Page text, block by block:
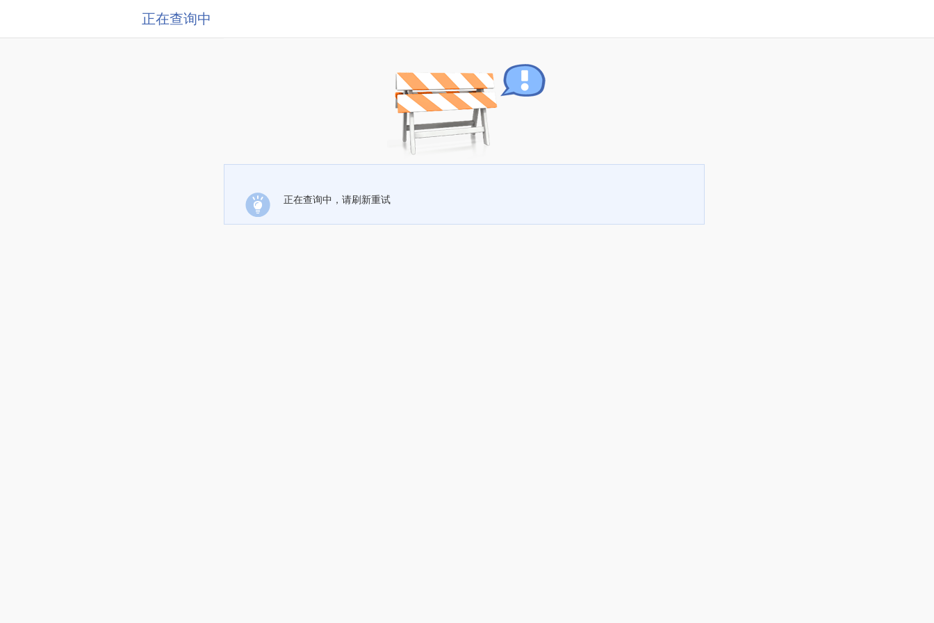
正在查询中
正在查询中，请刷新重试